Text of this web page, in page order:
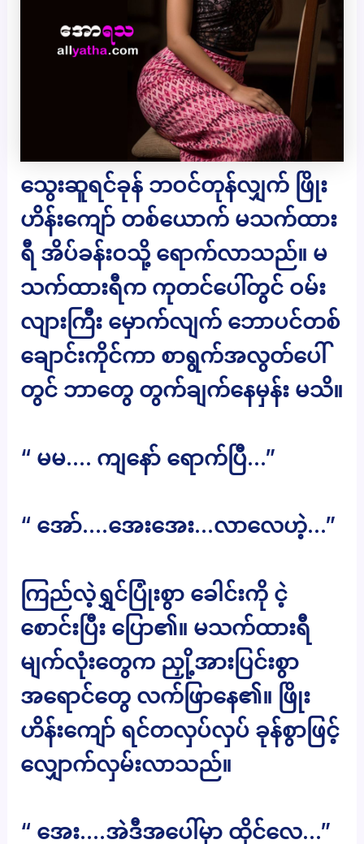
သွေးဆူရင်ခုန် ဘဝင်တုန်လျှက် ဖြိုး
ဟိန်းကျော် တစ်ယောက် မသက်ထား
ရီ အိပ်ခန်းဝသို့ ရောက်လာသည်။ မ
သက်ထားရီက ကုတင်ပေါ်တွင် ဝမ်း
လျားကြီး မှောက်လျက် ဘောပင်တစ်
ချောင်းကိုင်ကာ စာရွက်အလွတ်ပေါ်
တွင် ဘာတွေ တွက်ချက်နေမှန်း မသိ။
“ မမ…. ကျနော် ရောက်ပြီ…”
“ အော်….အေးအေး…လာလေဟဲ့…”
ကြည်လဲ့ရွှင်ပြုံးစွာ ခေါင်းကို ငဲ့
စောင်းပြီး ပြော၏။ မသက်ထားရီ
မျက်လုံးတွေက ညှို့အားပြင်းစွာ
အရောင်တွေ လက်ဖြာနေ၏။ ဖြိုး
ဟိန်းကျော် ရင်တလှပ်လှပ် ခုန်စွာဖြင့်
လျှောက်လှမ်းလာသည်။
“ အေး….အဲဒီအပေါ်မှာ ထိုင်လေ…”